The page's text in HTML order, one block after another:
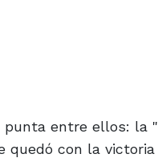
entre ellos: la
quedó con la